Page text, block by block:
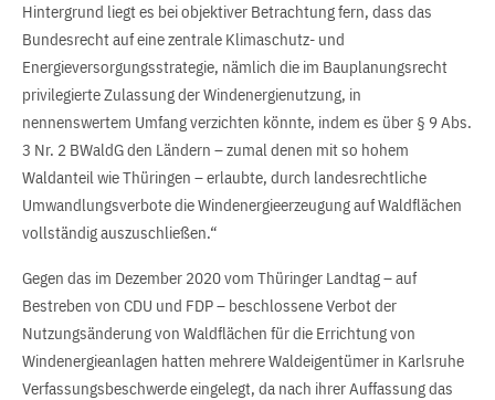
Hintergrund liegt es bei objektiver Betrachtung fern, dass das
Bundesrecht auf eine zentrale Klimaschutz- und
Energieversorgungsstrategie, nämlich die im Bauplanungsrecht
privilegierte Zulassung der Windenergienutzung, in
nennenswertem Umfang verzichten könnte, indem es über § 9 Abs.
3 Nr. 2 BWaldG den Ländern – zumal denen mit so hohem
Waldanteil wie Thüringen – erlaubte, durch landesrechtliche
Umwandlungsverbote die Windenergieerzeugung auf Waldflächen
vollständig auszuschließen.“
Gegen das im Dezember 2020 vom Thüringer Landtag – auf
Bestreben von CDU und FDP – beschlossene Verbot der
Nutzungsänderung von Waldflächen für die Errichtung von
Windenergieanlagen hatten mehrere Waldeigentümer in Karlsruhe
Verfassungsbeschwerde eingelegt, da nach ihrer Auffassung das